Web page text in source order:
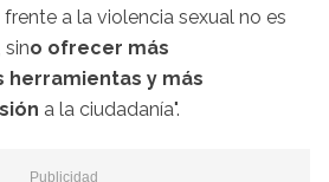
a la violencia sexual no es
o ofrecer más
herramientas y más
a la ciudadanía".